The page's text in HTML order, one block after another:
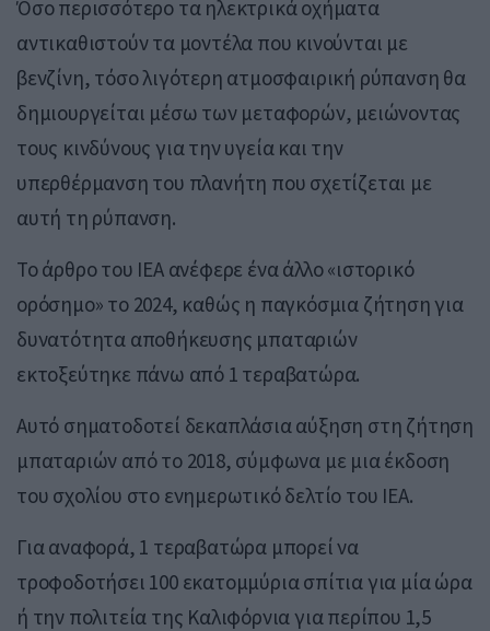
Όσο περισσότερο τα ηλεκτρικά οχήματα
αντικαθιστούν τα μοντέλα που κινούνται με
βενζίνη, τόσο λιγότερη ατμοσφαιρική ρύπανση θα
δημιουργείται μέσω των μεταφορών, μειώνοντας
τους κινδύνους για την υγεία και την
υπερθέρμανση του πλανήτη που σχετίζεται με
αυτή τη ρύπανση.
Το άρθρο του IEA ανέφερε ένα άλλο «ιστορικό
ορόσημο» το 2024, καθώς η παγκόσμια ζήτηση για
δυνατότητα αποθήκευσης μπαταριών
εκτοξεύτηκε πάνω από 1 τεραβατώρα.
Αυτό σηματοδοτεί δεκαπλάσια αύξηση στη ζήτηση
μπαταριών από το 2018, σύμφωνα με μια έκδοση
του σχολίου στο ενημερωτικό δελτίο του IEA.
Για αναφορά, 1 τεραβατώρα μπορεί να
τροφοδοτήσει 100 εκατομμύρια σπίτια για μία ώρα
ή την πολιτεία της Καλιφόρνια για περίπου 1,5